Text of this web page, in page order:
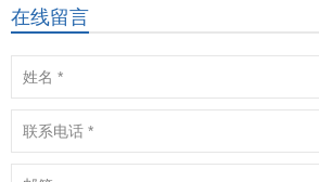
在线留言